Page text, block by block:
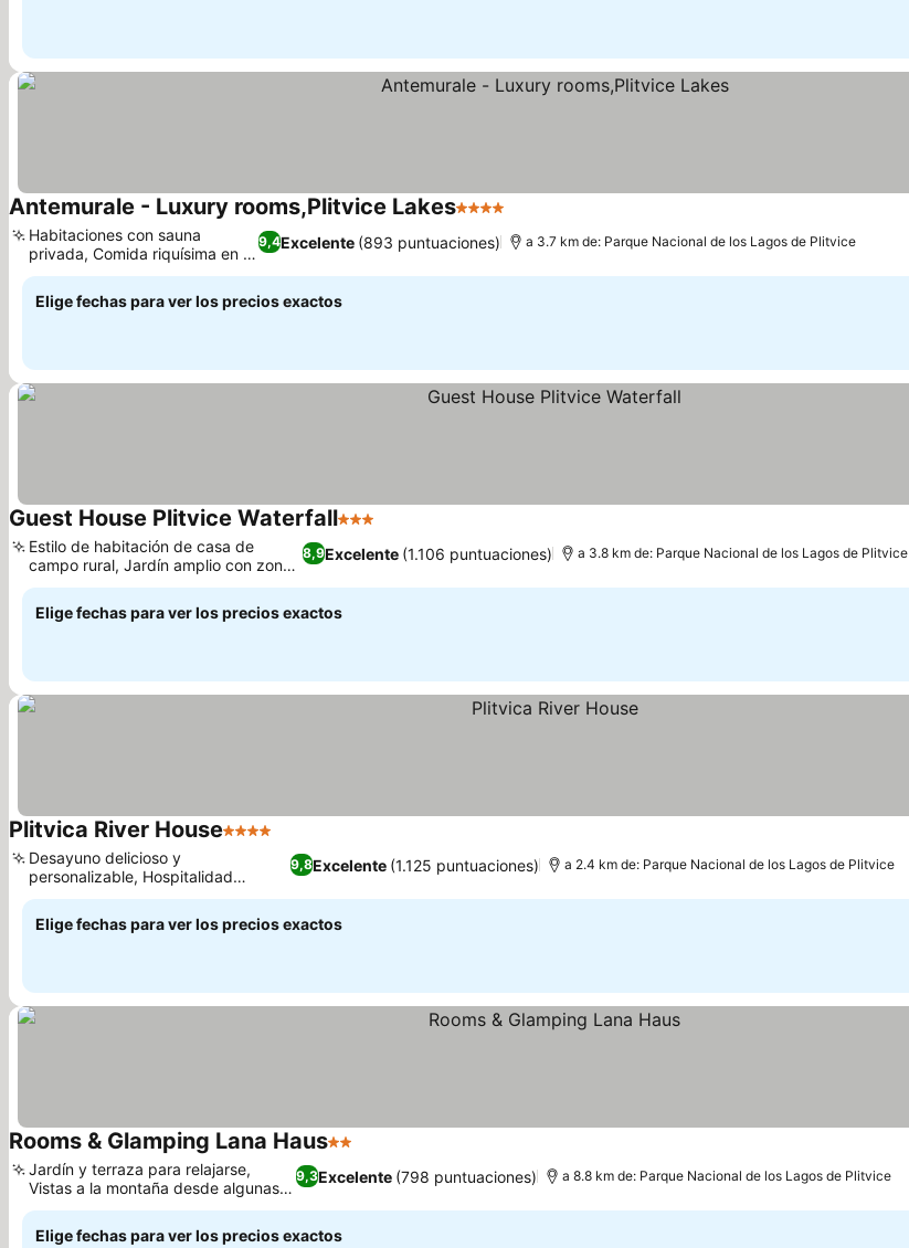
Antemurale - Luxury rooms,Plitvice Lakes4 Estrellas
9,4Excelente (893 puntuaciones)
Habitaciones con sauna
privada, Comida riquísima en el
hotel
a 3.7 km de: Parque Nacional de los Lagos de Plitvice
Elige fechas para ver los precios exactos
Guest House Plitvice Waterfall3 Estrellas
8,9Excelente (1.106 puntuaciones)
Estilo de habitación de casa de
campo rural, Jardín amplio con zona
de asientos
a 3.8 km de: Parque Nacional de los Lagos de Plitvice
Elige fechas para ver los precios exactos
Plitvica River House4 Estrellas
9,8Excelente (1.125 puntuaciones)
Desayuno delicioso y
personalizable, Hospitalidad
excepcional del anfitrión
a 2.4 km de: Parque Nacional de los Lagos de Plitvice
Elige fechas para ver los precios exactos
Rooms & Glamping Lana Haus2 Estrellas
9,3Excelente (798 puntuaciones)
Jardín y terraza para relajarse,
Vistas a la montaña desde algunas
habitaciones
a 8.8 km de: Parque Nacional de los Lagos de Plitvice
Elige fechas para ver los precios exactos